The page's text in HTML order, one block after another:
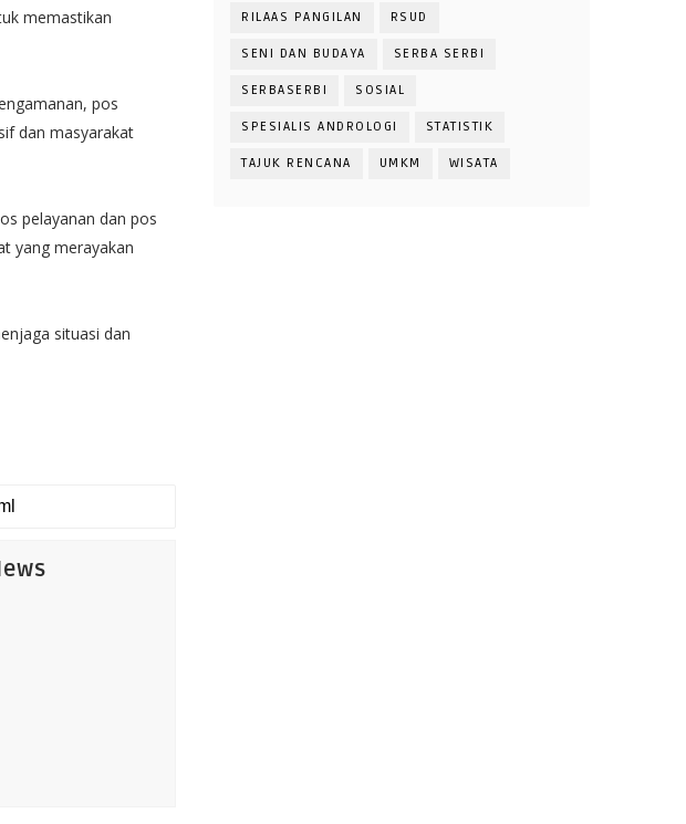
memastikan
pos
dan masyarakat
pelayanan dan pos
yang merayakan
situasi dan
RILAAS PANGILAN RSUD
SENI DAN BUDAYA SERBA SERBI
SERBASERBI SOSIAL
SPESIALIS ANDROLOGI STATISTIK
TAJUK RENCANA UMKM WISATA